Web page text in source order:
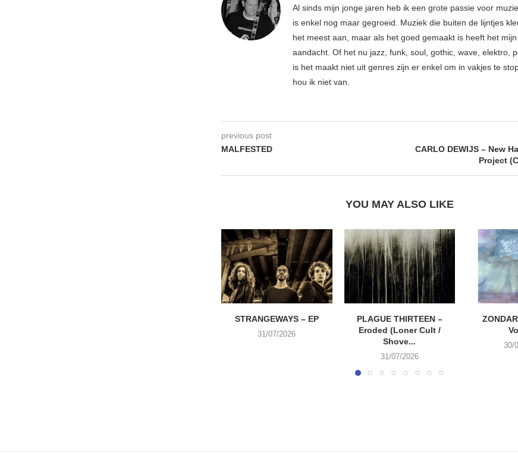
Al sinds mijn jonge jaren heb ik een grote passie voor
is enkel nog maar gegroeid. Muziek die buiten de lijntjes
het meest aan, maar als het goed gemaakt is heeft het
aandacht. Of het nu jazz, funk, soul, gothic, wave, elektro,
is het maakt niet uit genres zijn er enkel om in vakjes te
hou ik niet van.
previous post
MALFESTED
CARLO DEWIJS – New
Project
YOU MAY ALSO LIKE
STRANGEWAYS – EP
31/07/2026
PLAGUE THIRTEEN –
Eroded (Loner Cult /
Shove...
31/07/2026
30/